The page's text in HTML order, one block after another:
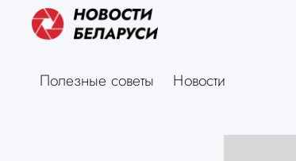
Полезные советы Новости